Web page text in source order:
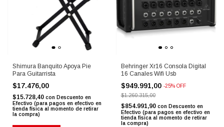
Shimura Banquito Apoya Pie
Para Guitarrista
$17.476,00
$15.728,40 con Descuento en
Efectivo (para pagos en efectivo en
tienda física al momento de retirar
la compra)
Behringer Xr16 Consola Digital
16 Canales Wifi Usb
$949.991,00 -25% OFF
$1.260.315,00
$854.991,90 con Descuento en
Efectivo (para pagos en efectivo en
tienda física al momento de retirar
la compra)